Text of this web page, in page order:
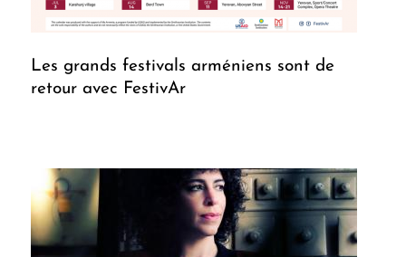
Les grands festivals arméniens sont de
retour avec FestivAr